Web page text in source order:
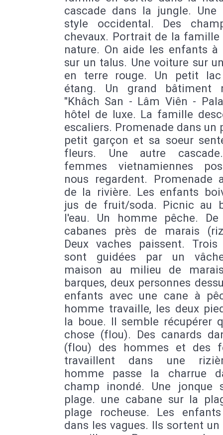
cascade dans la jungle. Une
style occidental. Des
chevaux. Portrait de la famille
nature. On aide les enfants à
sur un talus. Une voiture sur
en terre rouge. Un petit
étang. Un grand bâtiment
"Khâch San - Lâm Viên -
hôtel de luxe. La famille
escaliers. Promenade dans un
petit garçon et sa soeur
fleurs. Une autre
femmes vietnamiennes
nous regardent. Promenade
de la rivière. Les enfants
jus de fruit/soda. Picnic au
l'eau. Un homme pêche.
cabanes près de marais
Deux vaches paissent. Trois
sont guidées par un
maison au milieu de
barques, deux personnes
enfants avec une cane à
homme travaille, les deux
la boue. Il semble récupérer
chose (flou). Des canards
(flou) des hommes et des
travaillent dans une
homme passe la charrue
champ inondé. Une jonque
plage. une cabane sur la
plage rocheuse. Les
dans les vagues. Ils sortent un